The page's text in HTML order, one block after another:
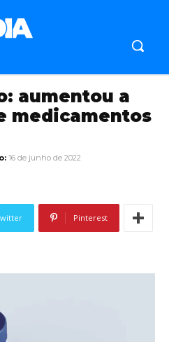
aumentou a
medicamentos
16 de junho de 2022
Pinterest